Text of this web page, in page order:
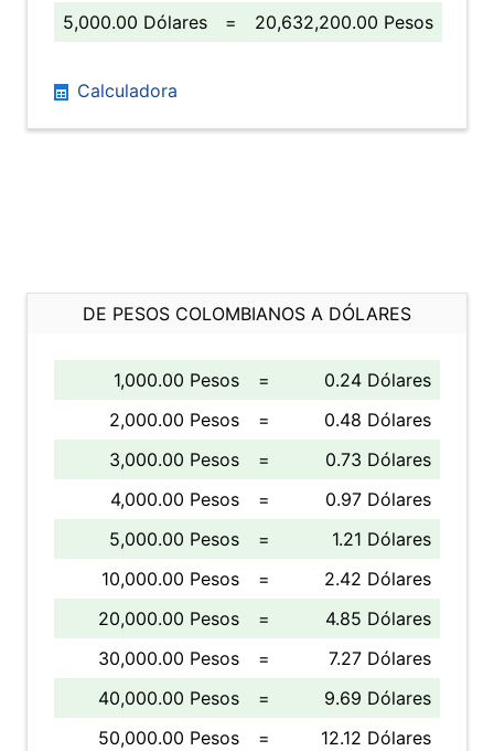
5,000.00 Dólares
= 20,632,200.00 Pesos
Calculadora
DE PESOS COLOMBIANOS A DÓLARES
1,000.00 Pesos =
0.24 Dólares
2,000.00 Pesos
=
0.48 Dólares
3,000.00 Pesos
=
0.73 Dólares
4,000.00 Pesos
=
0.97 Dólares
5,000.00 Pesos
=
1.21 Dólares
10,000.00 Pesos
=
2.42 Dólares
20,000.00 Pesos
=
4.85 Dólares
30,000.00 Pesos
=
7.27 Dólares
40,000.00 Pesos
=
9.69 Dólares
50,000.00 Pesos
= 12.12 Dólares